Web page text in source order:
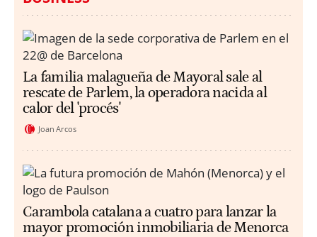
La familia malagueña de Mayoral sale al
rescate de Parlem, la operadora nacida al
calor del 'procés'
Joan Arcos
Carambola catalana a cuatro para lanzar la
mayor promoción inmobiliaria de Menorca